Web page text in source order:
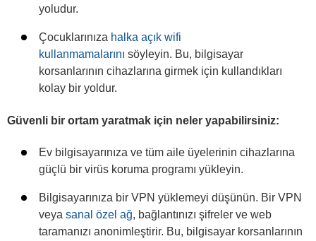
yoludur.
Çocuklarınıza halka açık wifi
kullanmamalarını söyleyin. Bu, bilgisayar
korsanlarının cihazlarına girmek için kullandıkları
kolay bir yoldur.
Güvenli bir ortam yaratmak için neler yapabilirsiniz:
Ev bilgisayarınıza ve tüm aile üyelerinin cihazlarına
güçlü bir virüs koruma programı yükleyin.
Bilgisayarınıza bir VPN yüklemeyi düşünün. Bir VPN
veya sanal özel ağ, bağlantınızı şifreler ve web
taramanızı anonimleştirir. Bu, bilgisayar korsanlarının